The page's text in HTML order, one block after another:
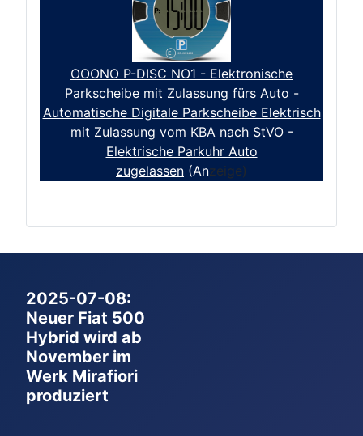
OOONO P-DISC NO1 - Elektronische
Parkscheibe mit Zulassung fürs Auto -
Automatische Digitale Parkscheibe Elektrisch
mit Zulassung vom KBA nach StVO -
Elektrische Parkuhr Auto
zugelassen (Anzeige)
2025-07-08:
Neuer Fiat 500
Hybrid wird ab
November im
Werk Mirafiori
produziert